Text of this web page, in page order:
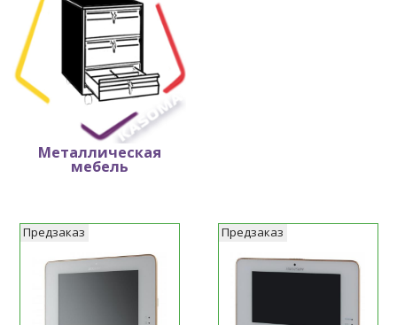
Металлическая мебель
Металлическая
мебель
Предзаказ Предзаказ